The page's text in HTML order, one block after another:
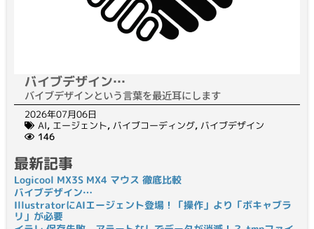
バイブデザイン…
バイブデザインという言葉を最近耳にします
2026年07月06日
AI, エージェント, バイブコーディング, バイブデザイン
146
最新記事
Logicool MX3S MX4 マウス 徹底比較
バイブデザイン…
IllustratorにAIエージェント登場！「操作」より「ボキャブラ
リ」が必要